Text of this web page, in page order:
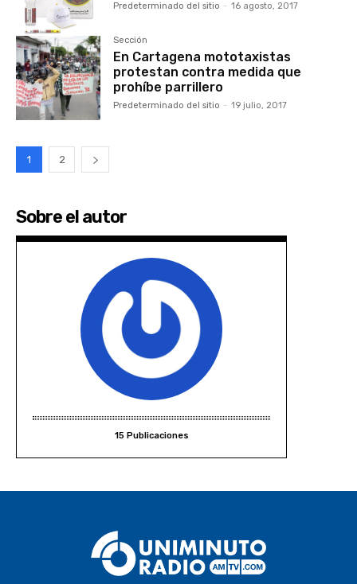
Predeterminado del sitio - 16 agosto, 2017
Sección
En Cartagena mototaxistas
protestan contra medida que
prohíbe parrillero
Predeterminado del sitio - 19 julio, 2017
1 2
Sobre el autor
15 Publicaciones